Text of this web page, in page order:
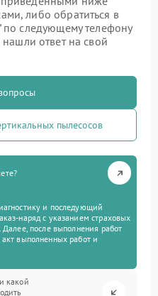
либо обратиться в
по следующему телефону
нашли ответ на свой
пылесосов
и последующий
наряд с указанием страховых
Далее, после выполнения работ
выполненных работ и
какой